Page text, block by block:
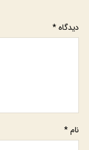
دیدگاه*
نام *